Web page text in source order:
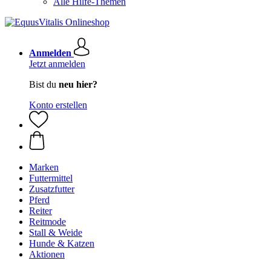
Anmelden
Jetzt anmelden
Bist du neu hier?
Konto erstellen
Marken
Futtermittel
Zusatzfutter
Pferd
Reiter
Reitmode
Stall & Weide
Hunde & Katzen
Aktionen